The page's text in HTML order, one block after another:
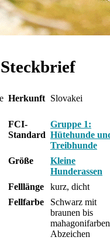
Herkunft Slovakei
FCI-
Standard
Gruppe 1:
Hütehunde
Treibhunde
Größe
Kleine
Hunderassen
Felllänge
kurz, dicht
Fellfarbe
Schwarz mit
braunen bis
Abzeichen